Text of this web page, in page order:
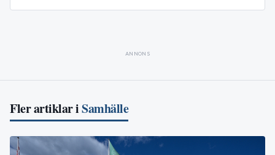
ANNONS
Fler artiklar iSamhälle